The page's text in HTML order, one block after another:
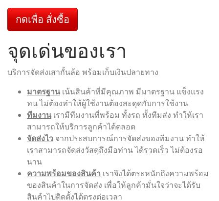
กดเพื่อ สั่งซื้อ
จุดเด่นของเรา
บริการจัดส่งเสากั้นล้อ พร้อมเก็บเงินปลายทาง
มาตรฐาน เน้นสินค้าที่มีคุณภาพ มีมาตรฐาน แข็งแรง
ทน ไม่ต้องทำให้ผู้ใช้งานต้องสะดุดกับการใช้งาน
ทีมงาน เรามีทีมงานที่พร้อม ทั้งรถ ทั้งทีมส่ง ทำให้เรา
สามารถให้บริการลูกค้าได้ตลอด
จัดส่งไว จากประสบการณ์การจัดส่งของทีมงาน ทำให้
เราสามารถจัดส่งวัสดุถึงมือท่าน ได้รวดเร็ว ไม่ต้องรอ
นาน
ความพร้อมของสินค้า เราจึงได้ตระหนักถึงความพร้อม
ของสินค้าในการจัดส่ง เพื่อให้ลูกค้ามั่นใจว่าจะได้รับ
สินค้าไปติดตั้งได้ตรงต่อเวลา